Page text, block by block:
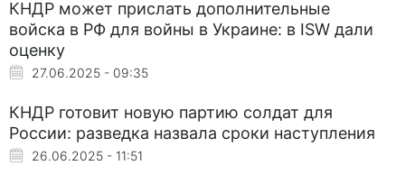
КНДР может прислать дополнительные
войска в РФ для войны в Украине: в ISW дали
оценку
27.06.2025 - 09:35
КНДР готовит новую партию солдат для
России: разведка назвала сроки наступления
26.06.2025 - 11:51